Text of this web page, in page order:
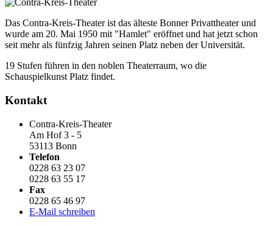
Das Contra-Kreis-Theater ist das älteste Bonner Privattheater und
wurde am 20. Mai 1950 mit "Hamlet" eröffnet und hat jetzt schon
seit mehr als fünfzig Jahren seinen Platz neben der Universität.
19 Stufen führen in den noblen Theaterraum, wo die
Schauspielkunst Platz findet.
Kontakt
Contra-Kreis-Theater
Am Hof 3 - 5
53113 Bonn
Telefon
0228 63 23 07
0228 63 55 17
Fax
0228 65 46 97
E-Mail schreiben